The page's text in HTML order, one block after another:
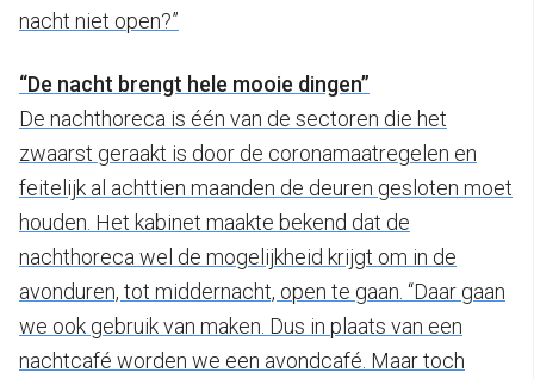
nacht niet open?”
“De nacht brengt hele mooie dingen”
De nachthoreca is één van de sectoren die het
zwaarst geraakt is door de coronamaatregelen en
feitelijk al achttien maanden de deuren gesloten moet
houden. Het kabinet maakte bekend dat de
nachthoreca wel de mogelijkheid krijgt om in de
avonduren, tot middernacht, open te gaan. “Daar gaan
we ook gebruik van maken. Dus in plaats van een
nachtcafé worden we een avondcafé. Maar toch